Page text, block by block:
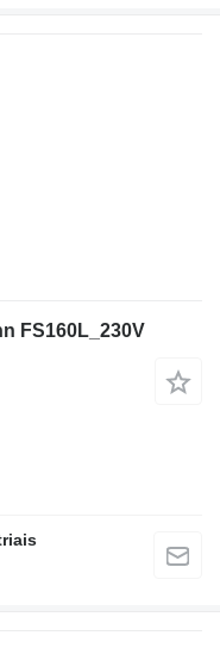
FS160L_230V